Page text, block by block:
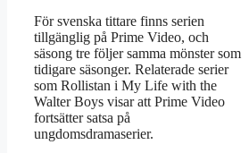
För svenska tittare finns serien
tillgänglig på Prime Video, och
säsong tre följer samma mönster som
tidigare säsonger. Relaterade serier
som Rollistan i My Life with the
Walter Boys visar att Prime Video
fortsätter satsa på
ungdomsdramaserier.